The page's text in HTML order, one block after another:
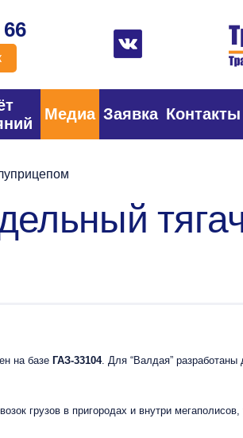
Медиа Заявка Контакты
на базе ГАЗ-33104. Для “Валдая” разработаны
грузов в пригородах и внутри